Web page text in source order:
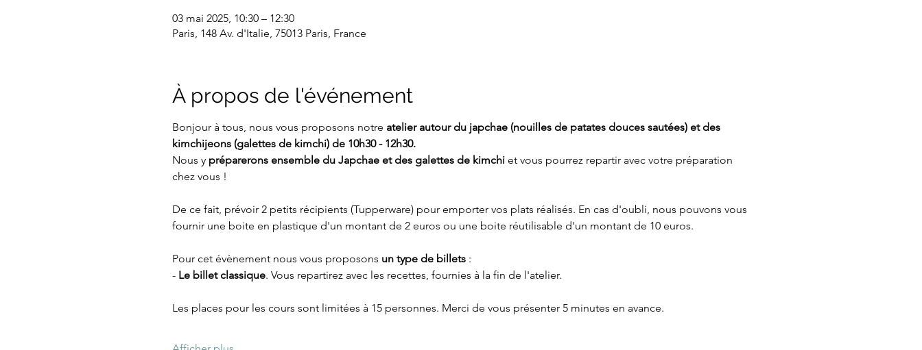
03 mai 2025, 10:30 – 12:30
Paris, 148 Av. d'Italie, 75013 Paris, France
À propos de l'événement
Bonjour à tous, nous vous proposons notre atelier autour du japchae (nouilles de patates douces sautées) et des
kimchijeons (galettes de kimchi) de 10h30 - 12h30.
Nous y préparerons ensemble du Japchae et des galettes de kimchi et vous pourrez repartir avec votre préparation
chez vous !
De ce fait, prévoir 2 petits récipients (Tupperware) pour emporter vos plats réalisés. En cas d'oubli, nous pouvons vous
fournir une boite en plastique d'un montant de 2 euros ou une boite réutilisable d'un montant de 10 euros.
Pour cet évènement nous vous proposons un type de billets :
- Le billet classique. Vous repartirez avec les recettes, fournies à la fin de l'atelier.
Les places pour les cours sont limitées à 15 personnes. Merci de vous présenter 5 minutes en avance.